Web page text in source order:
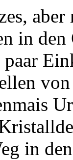
aber
in
in